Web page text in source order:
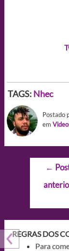
TAGS: Nhec
Postado
em
Navegação
Post
←
REGRAS DOS
Para